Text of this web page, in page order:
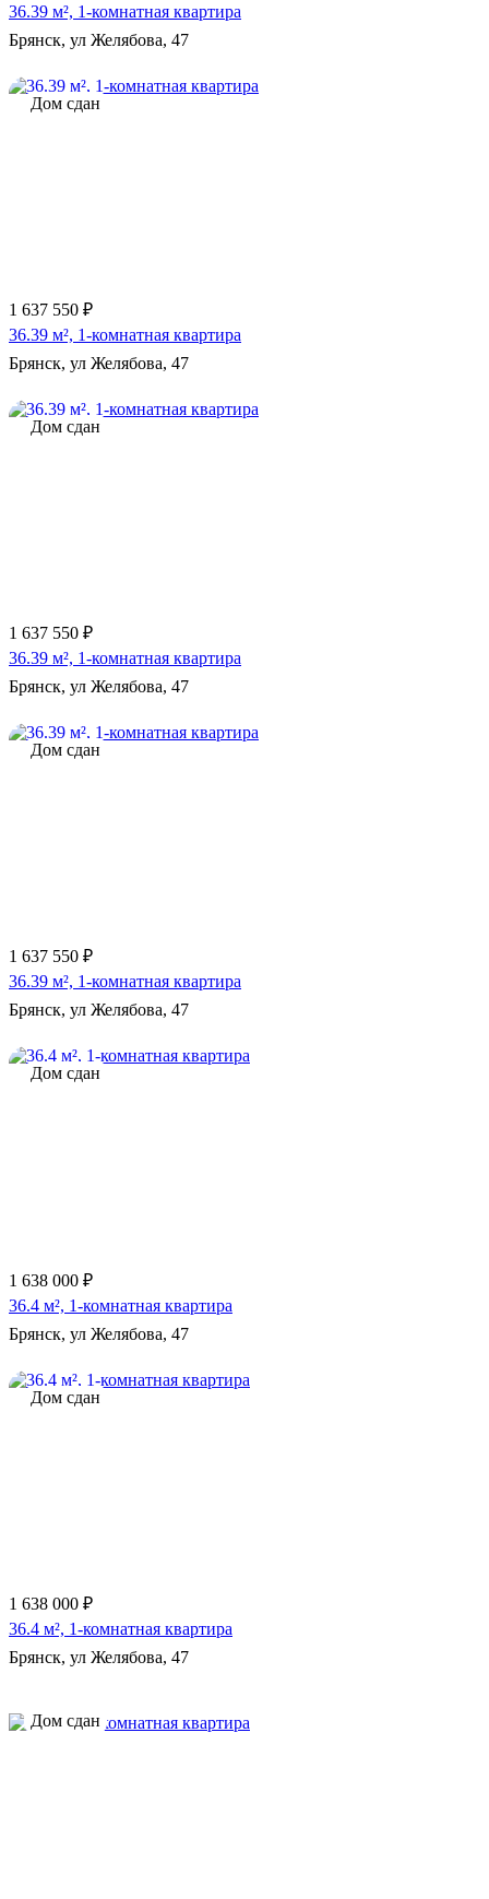
36.39 м², 1-комнатная квартира
Брянск, ул Желябова, 47
Дом сдан
1 637 550 ₽
36.39 м², 1-комнатная квартира
Брянск, ул Желябова, 47
Дом сдан
1 637 550 ₽
36.39 м², 1-комнатная квартира
Брянск, ул Желябова, 47
Дом сдан
1 637 550 ₽
36.39 м², 1-комнатная квартира
Брянск, ул Желябова, 47
Дом сдан
1 638 000 ₽
36.4 м², 1-комнатная квартира
Брянск, ул Желябова, 47
Дом сдан
1 638 000 ₽
36.4 м², 1-комнатная квартира
Брянск, ул Желябова, 47
Дом сдан